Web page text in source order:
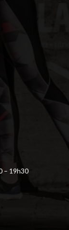
– 19h30